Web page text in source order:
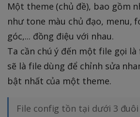
Một theme (chủ đề), bao gồm
như tone màu chủ đạo, menu,
góc,... đồng điệu với nhau.
Ta cần chú ý đến một file gọi
sẽ là file dùng để chỉnh sửa
bật nhất của một theme.
File config tồn tại dưới 3 đuôi